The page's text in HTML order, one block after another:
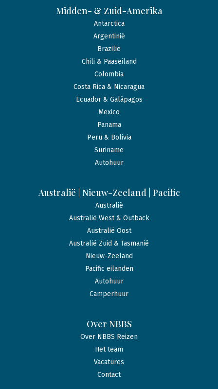
Midden- & Zuid-Amerika
Antarctica
Argentinië
Brazilië
Chili & Paaseiland
Colombia
Costa Rica & Nicaragua
Ecuador & Galápagos
Mexico
Panama
Peru & Bolivia
Suriname
Autohuur
Australië | Nieuw-Zeeland | Pacific
Australië
Australië West & Outback
Australië Oost
Australië Zuid & Tasmanië
Nieuw-Zeeland
Pacific eilanden
Autohuur
Camperhuur
Over NBBS
Over NBBS Reizen
Het team
Vacatures
Contact